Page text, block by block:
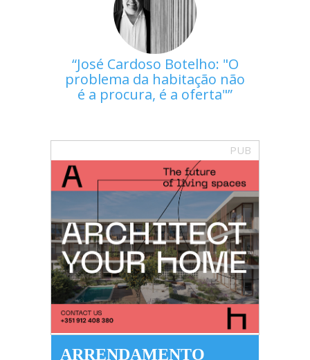
José Cardoso Botelho: "O
problema da habitação não
é a procura, é a oferta"
PUB
ARRENDAMENTO